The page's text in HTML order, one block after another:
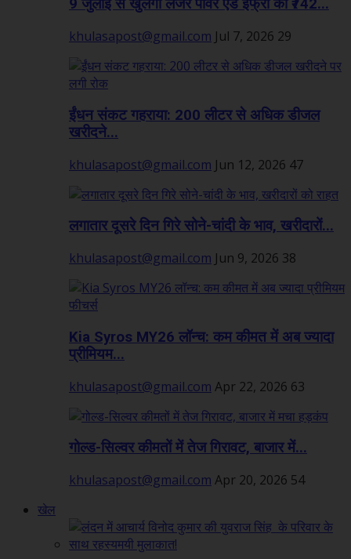
9 जुलाई से खुलेगा लेजर पावर एंड इंफ्रा का ₹742...
khulasapost@gmail.com Jul 7, 2026 29
ईंधन संकट गहराया: 200 लीटर से अधिक डीजल
खरीदने...
khulasapost@gmail.com Jun 12, 2026 47
लगातार दूसरे दिन गिरे सोने-चांदी के भाव, खरीदारों...
khulasapost@gmail.com Jun 9, 2026 38
Kia Syros MY26 लॉन्च: कम कीमत में अब ज्यादा
प्रीमियम...
khulasapost@gmail.com Apr 22, 2026 63
गोल्ड-सिल्वर कीमतों में तेज गिरावट, बाजार में...
khulasapost@gmail.com Apr 20, 2026 54
खेल